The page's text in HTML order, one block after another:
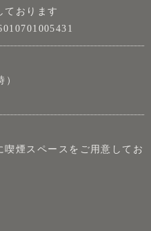
ております
喫煙スペースをご用意してお